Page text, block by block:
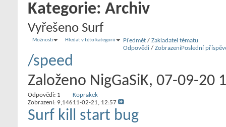
Kategorie: Archiv
Vyřešeno Surf
Možnosti Hledat v této kategorii Předmět / Zakladatel tématu
Odpovědi / ZobrazeníPoslední
/speed
Založeno NigGaSiK‎, 07-09-20
Odpovědi: 1
Zobrazení: 9,146
Koprakek
11-02-21, 12:57
Surf kill start bug